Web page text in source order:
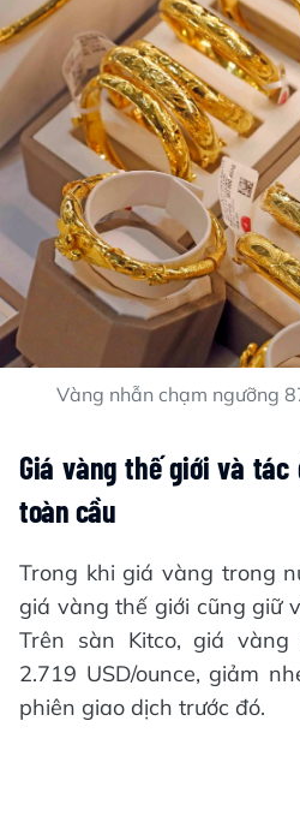
Vàng nhẫn chạm ngưỡng
Giá vàng thế giới và
toàn cầu
Trong khi giá vàng trong
giá vàng thế giới cũng giữ
Trên sàn Kitco, giá
2.719 USD/ounce, giảm
phiên giao dịch trước đó.